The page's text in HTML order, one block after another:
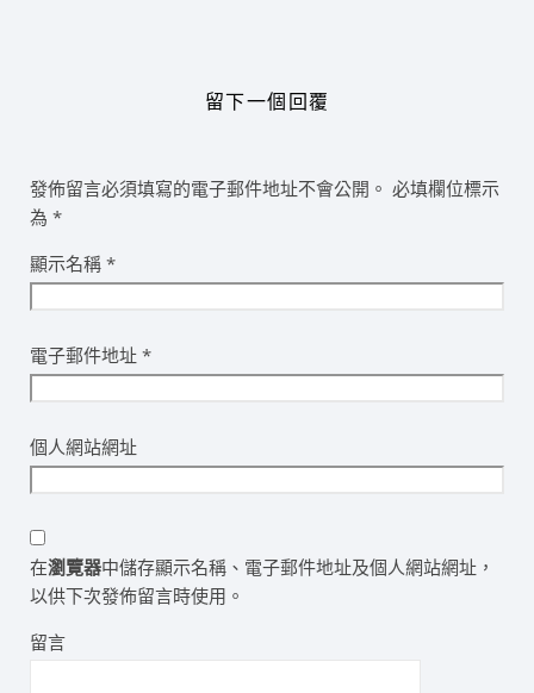
留下一個回覆
發佈留言必須填寫的電子郵件地址不會公開。 必填欄位標示
為 *
顯示名稱 *
電子郵件地址 *
個人網站網址
在瀏覽器中儲存顯示名稱、電子郵件地址及個人網站網址，
以供下次發佈留言時使用。
留言